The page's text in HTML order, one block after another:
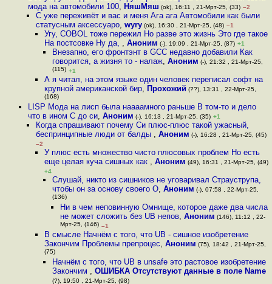
мода на автомобили 100, НяшМяш (ok), 16:11 , 21-Мрт-25, (33) –2
C уже переживёт и вас и меня Ага ага Автомобили как были
статусным аксессуаро,wyry (ok), 16:30 , 21-Мрт-25, (48) –1
Угу, COBOL тоже пережил Но разве это жизнь Это где такое
На постсовке Ну да, , Аноним (-), 19:09 , 21-Мрт-25, (87) +1
Внезапно, его фронтэнт в GCC недавно добавили Как
говорится, а жизня то - налаж, Аноним (-), 21:32 , 21-Мрт-25,
(115) +1
А я читал, на этом языке один человек переписал софт на
крупной американской бир, Прохожий (??), 13:31 , 22-Мрт-25,
(168)
LISP Мода на лисп была наааамного раньше В том-то и дело
что в ином С до си, Аноним (-), 16:13 , 21-Мрт-25, (35) +1
Когда спрашивают почему Си плюс-плюс такой ужасный,
беспринципные люди от балды ,Аноним (-), 16:28 , 21-Мрт-25, (45)
–2
У плюс есть множество чисто плюсовых проблем Но есть
еще целая куча сишных как , Аноним (49), 16:31 , 21-Мрт-25, (49)
+4
Слушай, никто из сишников не уговаривал Страуструпа,
чтобы он за основу своего О, Аноним (-), 07:58 , 22-Мрт-25,
(136)
Ни в чем неповинную Омнище, которое даже два числа
не может сложить без UB непов,Аноним (146), 11:12 , 22-
Мрт-25, (146) –1
В смысле Начнём с того, что UB - сишное изобретение
Закончим Проблемы препроцес, Аноним (75), 18:42 , 21-Мрт-25,
(75)
Начнём с того, что UB в unsafe это растовое изобретение
Закончим , ОШИБКА Отсутствуют данные в поле Name
(?), 19:50 , 21-Мрт-25, (98)